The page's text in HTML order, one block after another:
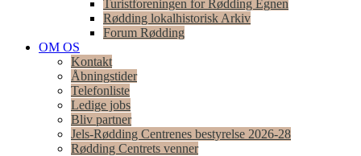
Turistforeningen for Rødding Egnen
Rødding lokalhistorisk Arkiv
Forum Rødding
OM OS
Kontakt
Åbningstider
Telefonliste
Ledige jobs
Bliv partner
Jels-Rødding Centrenes bestyrelse 2026-28
Rødding Centrets venner